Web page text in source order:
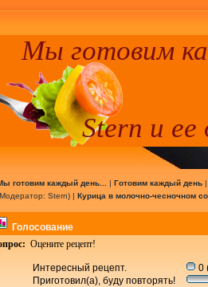
Мы готовим
Stern и ее
готовим каждый день... | Готовим каждый день
Stern) | Курица в молочно-чесночном
Голосование
Оцените рецепт!
Интересный рецепт.
0
Приготовил(а), буду повторять!